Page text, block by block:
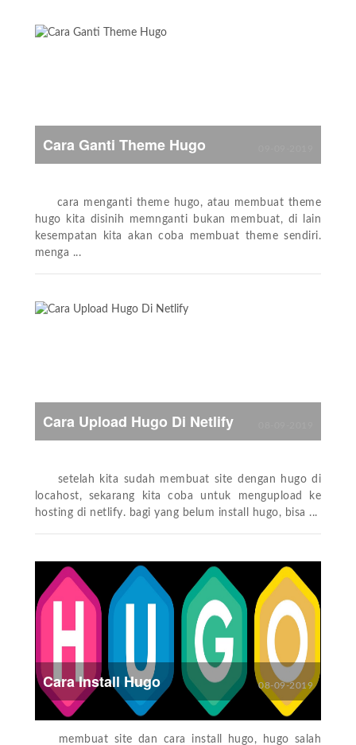
Cara Ganti Theme Hugo
cara menganti theme hugo, atau membuat theme
hugo kita disinih memnganti bukan membuat, di lain
kesempatan kita akan coba membuat theme sendiri.
menga ...
Cara Upload Hugo Di Netlify
setelah kita sudah membuat site dengan hugo di
locahost, sekarang kita coba untuk mengupload ke
hosting di netlify. bagi yang belum install hugo, bisa ...
Cara Install Hugo 08-09-2019
membuat site dan cara install hugo, hugo salah